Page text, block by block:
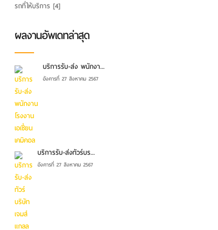
รถที่ให้บริการ [4]
ผลงานอัพเดทล่าสุด
บริการรับ-ส่ง พนักงา...
อังคารที่ 27 สิงหาคม 2567
บริการรับ-ส่งทัวร์บร...
อังคารที่ 27 สิงหาคม 2567